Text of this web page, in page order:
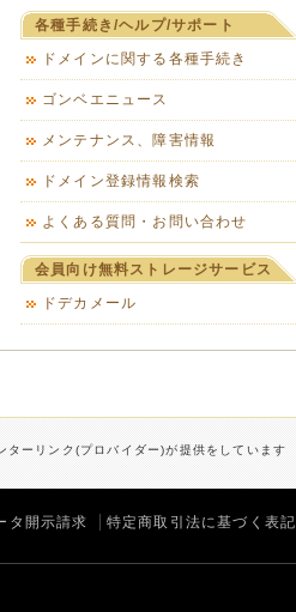
各種手続き/ヘルプ/サポート
ドメインに関する各種手続き
ゴンベエニュース
メンテナンス、障害情報
ドメイン登録情報検索
よくある質問・お問い合わせ
会員向け無料ストレージサービス
ドデカメール
ーリンク(プロバイダー)が提供をしています
タ開示請求 特定商取引法に基づく表記